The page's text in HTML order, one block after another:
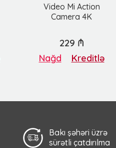
Video Mi Action
Camera 4K
229 ₼
Nağd Kreditlə
Bakı şəhəri üzrə
sürətli çatdırılma